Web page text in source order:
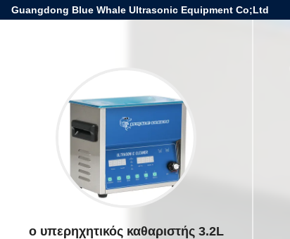
Guangdong Blue Whale Ultrasonic Equipment Co;Ltd
ο υπερηχητικός καθαριστής 3.2L